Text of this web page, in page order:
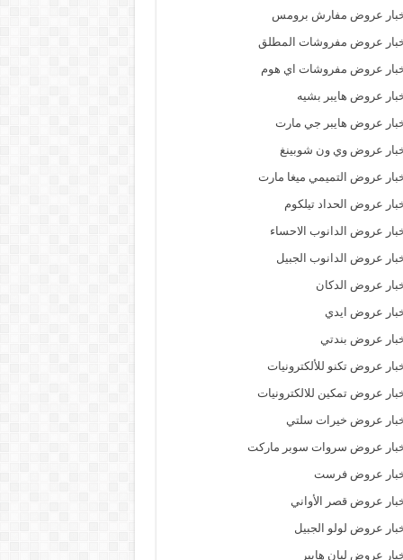
عروض مفارش برومس
عروض مفروشات المطلق
عروض مفروشات اي هوم
عروض هايبر بشيه
عروض هايبر جي مارت
عروض وي ون شوبينغ
عروض التميمي ميغا مارت
عروض الحداد تيلكوم
عروض الدانوب الاحساء
عروض الدانوب الجبيل
عروض الدكان
عروض ايدي
عروض بندتي
عروض تكنو للألكترونيات
عروض تمكين للالكترونيات
عروض خيرات سلتي
عروض سروات سوبر ماركت
عروض فرست
عروض قصر الأواني
عروض لولو الجبيل
عروض ليان هايبر